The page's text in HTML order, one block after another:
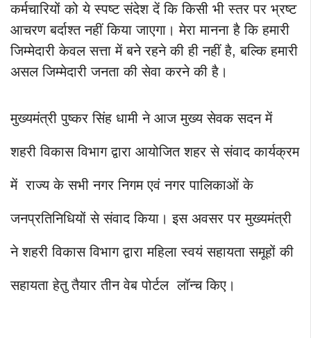
कर्मचारियों को ये स्पष्ट संदेश दें कि किसी भी स्तर पर भ्रष्ट
आचरण बर्दाश्त नहीं किया जाएगा। मेरा मानना है कि हमारी
जिम्मेदारी केवल सत्ता में बने रहने की ही नहीं है, बल्कि हमारी
असल जिम्मेदारी जनता की सेवा करने की है।
मुख्यमंत्री पुष्कर सिंह धामी ने आज मुख्य सेवक सदन में
शहरी विकास विभाग द्वारा आयोजित शहर से संवाद कार्यक्रम
में राज्य के सभी नगर निगम एवं नगर पालिकाओं के
जनप्रतिनिधियों से संवाद किया। इस अवसर पर मुख्यमंत्री
ने शहरी विकास विभाग द्वारा महिला स्वयं सहायता समूहों की
सहायता हेतु तैयार तीन वेब पोर्टल लॉन्च किए।